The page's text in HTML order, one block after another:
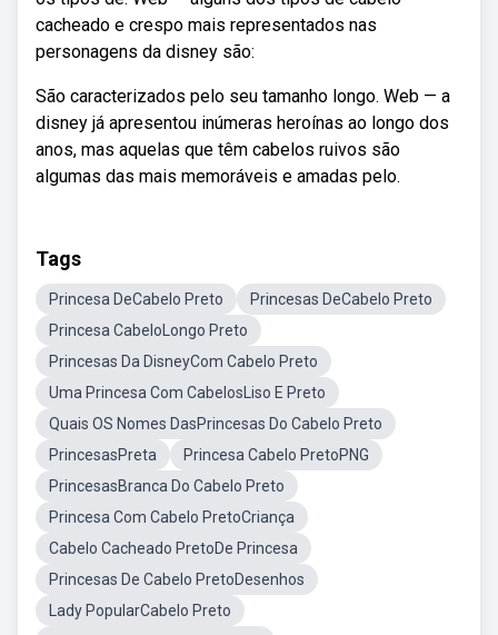
cacheado e crespo mais representados nas
personagens da disney são:
São caracterizados pelo seu tamanho longo. Web — a
disney já apresentou inúmeras heroínas ao longo dos
anos, mas aquelas que têm cabelos ruivos são
algumas das mais memoráveis e amadas pelo.
Tags
Princesa DeCabelo Preto
Princesas DeCabelo Preto
Princesa CabeloLongo Preto
Princesas Da DisneyCom Cabelo Preto
Uma Princesa Com CabelosLiso E Preto
Quais OS Nomes DasPrincesas Do Cabelo Preto
PrincesasPreta
Princesa Cabelo PretoPNG
PrincesasBranca Do Cabelo Preto
Princesa Com Cabelo PretoCriança
Cabelo Cacheado PretoDe Princesa
Princesas De Cabelo PretoDesenhos
Lady PopularCabelo Preto